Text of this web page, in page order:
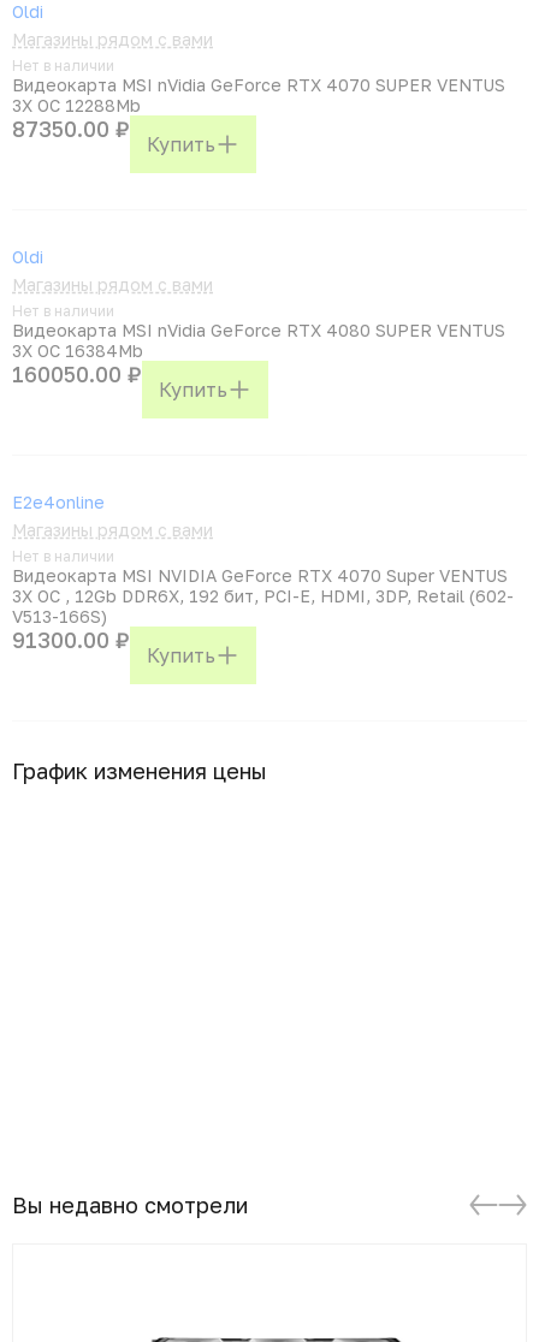
Oldi
Магазины рядом с вами
Нет в наличии
Видеокарта MSI nVidia GeForce RTX 4070 SUPER VENTUS
3X OC 12288Mb
87350.00 ₽
Купить
Oldi
Магазины рядом с вами
Нет в наличии
Видеокарта MSI nVidia GeForce RTX 4080 SUPER VENTUS
3X OC 16384Mb
160050.00 ₽
Купить
E2e4online
Магазины рядом с вами
Нет в наличии
Видеокарта MSI NVIDIA GeForce RTX 4070 Super VENTUS
3X OC , 12Gb DDR6X, 192 бит, PCI-E, HDMI, 3DP, Retail (602-
V513-166S)
91300.00 ₽
Купить
График изменения цены
Вы недавно смотрели